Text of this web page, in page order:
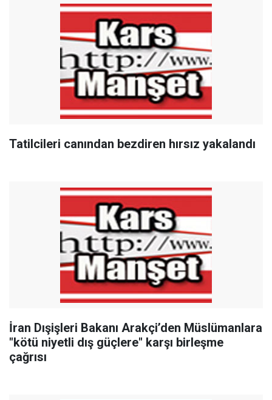
Tatilcileri canından bezdiren hırsız yakalandı
İran Dışişleri Bakanı Arakçi’den Müslümanlara
"kötü niyetli dış güçlere" karşı birleşme
çağrısı